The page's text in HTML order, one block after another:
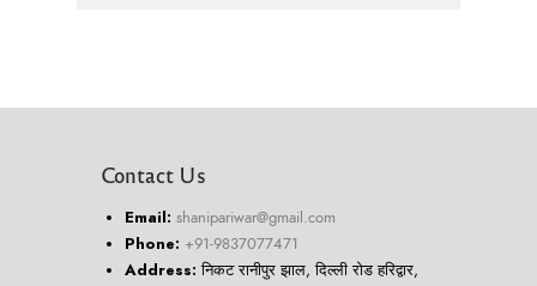
Contact Us
Email: shanipariwar@gmail.com
Phone: +91-9837077471
Address:निकट रानीपुर झाल, दिल्ली रोड हरिद्वार,